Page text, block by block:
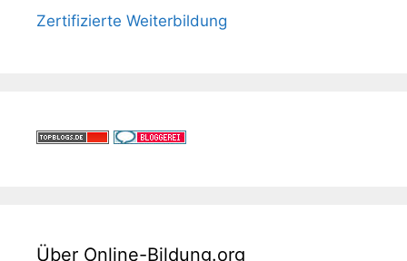
Zertifizierte Weiterbildung
Über Online-Bildung.org